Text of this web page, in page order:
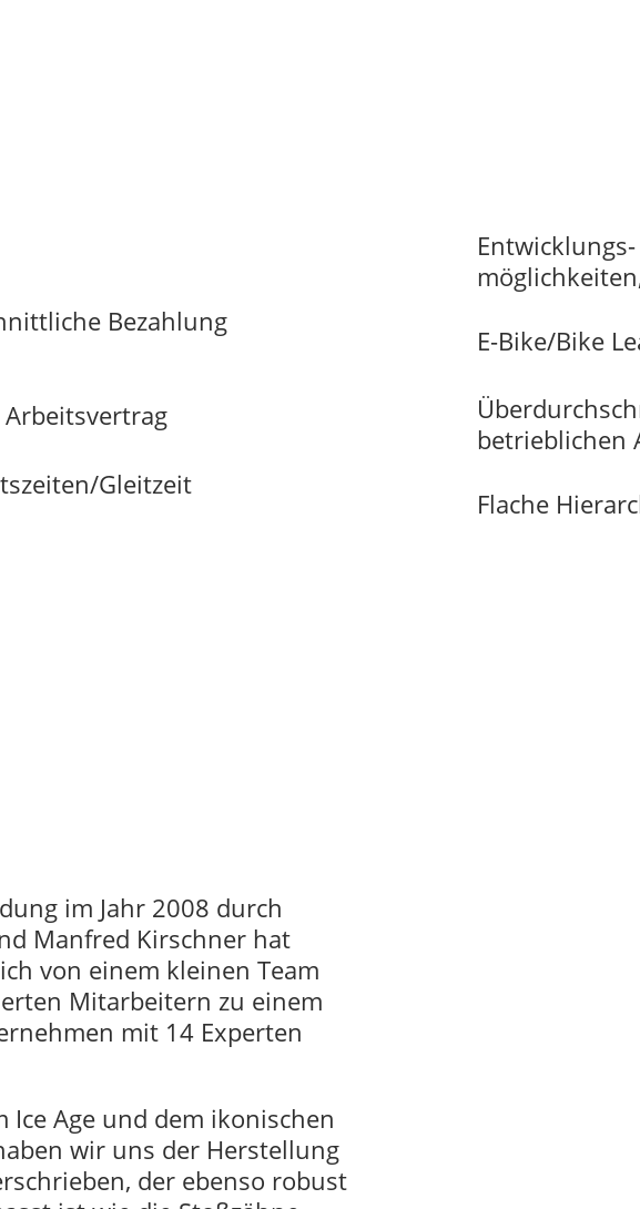
Bezahlung
Gleitzeit
E-Bike/Bike
betrieblichen
Flache
im Jahr 2008 durch
Manfred Kirschner hat
von einem kleinen Team
Mitarbeitern zu einem
mit 14 Experten
Ice Age und dem ikonischen
wir uns der Herstellung
der ebenso robust